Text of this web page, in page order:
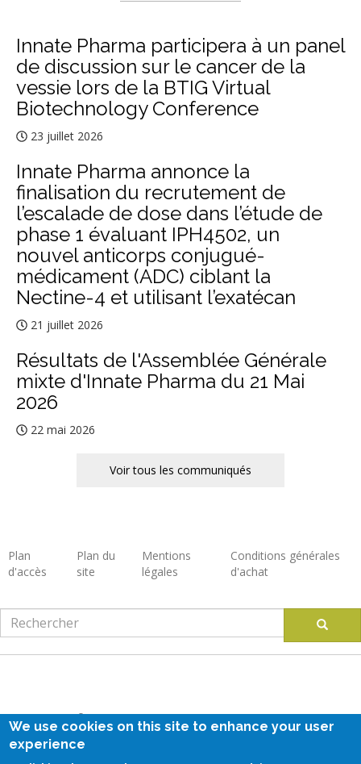
Innate Pharma participera à un panel
de discussion sur le cancer de la
vessie lors de la BTIG Virtual
Biotechnology Conference
23 juillet 2026
Innate Pharma annonce la
finalisation du recrutement de
l’escalade de dose dans l’étude de
phase 1 évaluant IPH4502, un
nouvel anticorps conjugué-
médicament (ADC) ciblant la
Nectine-4 et utilisant l’exatécan
21 juillet 2026
Résultats de l'Assemblée Générale
mixte d'Innate Pharma du 21 Mai
2026
22 mai 2026
Voir tous les communiqués
Footer
Plan
d'accès
Plan du
site
Mentions
légales
Conditions générales
d'achat
Rechercher
We use cookies on this site to enhance your user
experience